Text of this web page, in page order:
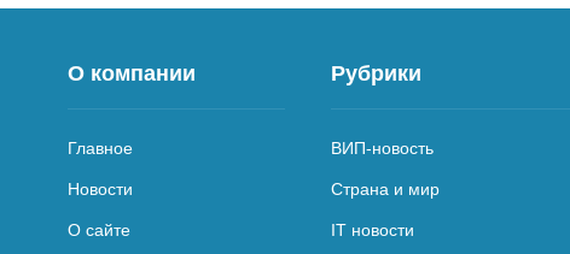
О компании
Главное
Новости
О сайте
Рубрики
ВИП-новость
Страна и мир
IT новости